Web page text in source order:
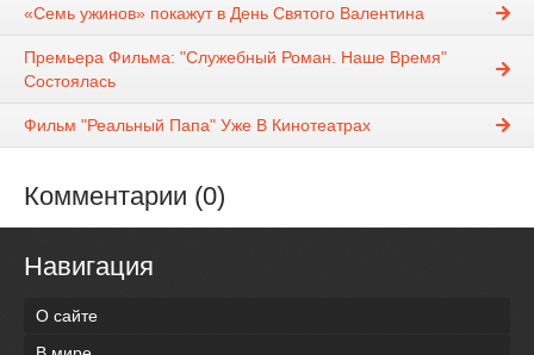
«Семь ужинов» покажут в День Святого Валентина
Премьера Фильма: "Служебный Роман. Наше Время"
Состоялась
Фильм "Реальный Папа" Уже В Кинотеатрах
Комментарии (0)
Навигация
О сайте